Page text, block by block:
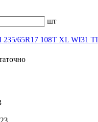
шт
235/65R17 108T XL WI31